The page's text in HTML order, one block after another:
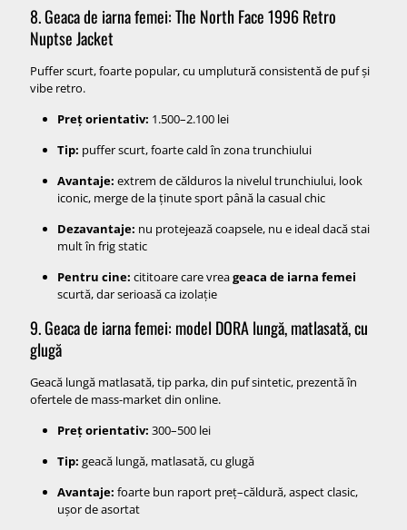
8. Geaca de iarna femei: The North Face 1996 Retro
Nuptse Jacket
Puffer scurt, foarte popular, cu umplutură consistentă de puf și
vibe retro.
Preț orientativ: 1.500–2.100 lei
Tip: puffer scurt, foarte cald în zona trunchiului
Avantaje: extrem de călduros la nivelul trunchiului, look
iconic, merge de la ținute sport până la casual chic
Dezavantaje: nu protejează coapsele, nu e ideal dacă stai
mult în frig static
Pentru cine: cititoare care vreageaca de iarna femei
scurtă, dar serioasă ca izolație
9. Geaca de iarna femei: model DORA lungă, matlasată, cu
glugă
Geacă lungă matlasată, tip parka, din puf sintetic, prezentă în
ofertele de mass-market din online.
Preț orientativ: 300–500 lei
Tip: geacă lungă, matlasată, cu glugă
Avantaje: foarte bun raport preț–căldură, aspect clasic,
ușor de asortat